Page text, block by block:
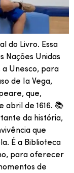
do Livro. Essa
Nações Unidas
a Unesco, para
de Ia Vega,
que,
de 1616. 📚
da história,
que
É a Biblioteca
para oferecer
de